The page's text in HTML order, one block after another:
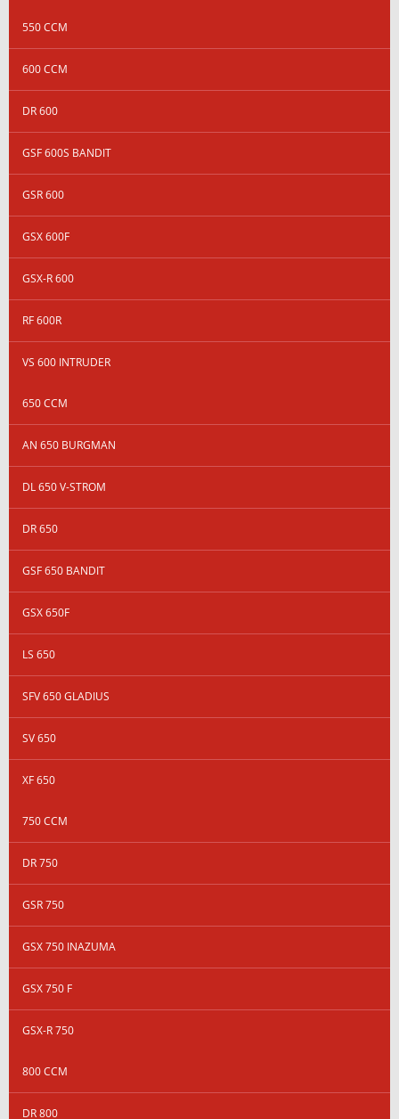
550 CCM
600 CCM
DR 600
GSF 600S BANDIT
GSR 600
GSX 600F
GSX-R 600
RF 600R
VS 600 INTRUDER
650 CCM
AN 650 BURGMAN
DL 650 V-STROM
DR 650
GSF 650 BANDIT
GSX 650F
LS 650
SFV 650 GLADIUS
SV 650
XF 650
750 CCM
DR 750
GSR 750
GSX 750 INAZUMA
GSX 750 F
GSX-R 750
800 CCM
DR 800